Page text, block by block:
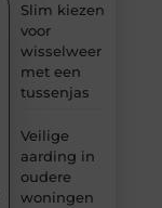
Slim kiezen
voor
wisselweer
met een
tussenjas
Veilige
aarding in
oudere
woningen